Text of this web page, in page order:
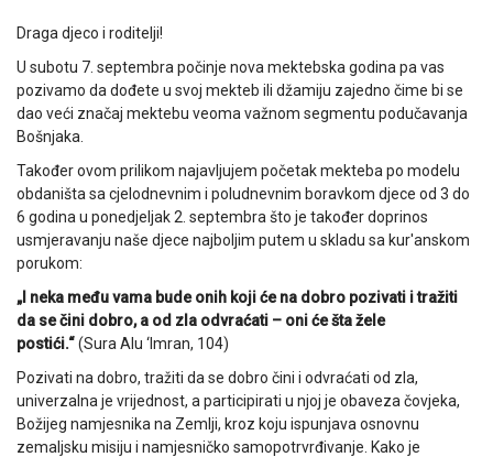
Draga djeco i roditelji!
U subotu 7. septembra počinje nova mektebska godina pa vas
pozivamo da dođete u svoj mekteb ili džamiju zajedno čime bi se
dao veći značaj mektebu veoma važnom segmentu podučavanja
Bošnjaka.
Također ovom prilikom najavljujem početak mekteba po modelu
obdaništa sa cjelodnevnim i poludnevnim boravkom djece od 3 do
6 godina u ponedjeljak 2. septembra što je također doprinos
usmjeravanju naše djece najboljim putem u skladu sa kur'anskom
porukom:
„I neka među vama bude onih koji će na dobro pozivati i tražiti
da se čini dobro, a od zla odvraćati – oni će šta žele
postići.“(Sura Alu ‘Imran, 104)
Pozivati na dobro, tražiti da se dobro čini i odvraćati od zla,
univerzalna je vrijednost, a participirati u njoj je obaveza čovjeka,
Božijeg namjesnika na Zemlji, kroz koju ispunjava osnovnu
zemaljsku misiju i namjesničko samopotrvrđivanje. Kako je